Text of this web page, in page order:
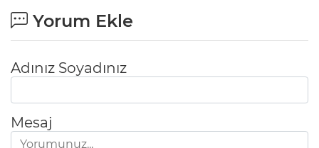
Yorum Ekle
Adınız Soyadınız
Mesaj